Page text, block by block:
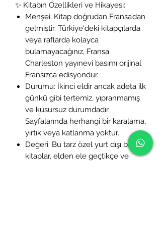
✨ Kitabın Özellikleri ve Hikayesi:
Menşei: Kitap doğrudan Fransa’dan
gelmiştir. Türkiye'deki kitapçılarda
veya raflarda kolayca
bulamayacağınız, Fransa
Charleston yayınevi basımı orijinal
Fransızca edisyondur.
Durumu: İkinci eldir ancak adeta ilk
günkü gibi tertemiz, yıpranmamış
ve kusursuz durumdadır.
Sayfalarında herhangi bir karalama,
yırtık veya katlanma yoktur.
Değeri: Bu tarz özel yurt dışı baskı
kitaplar, elden ele geçtikçe ve